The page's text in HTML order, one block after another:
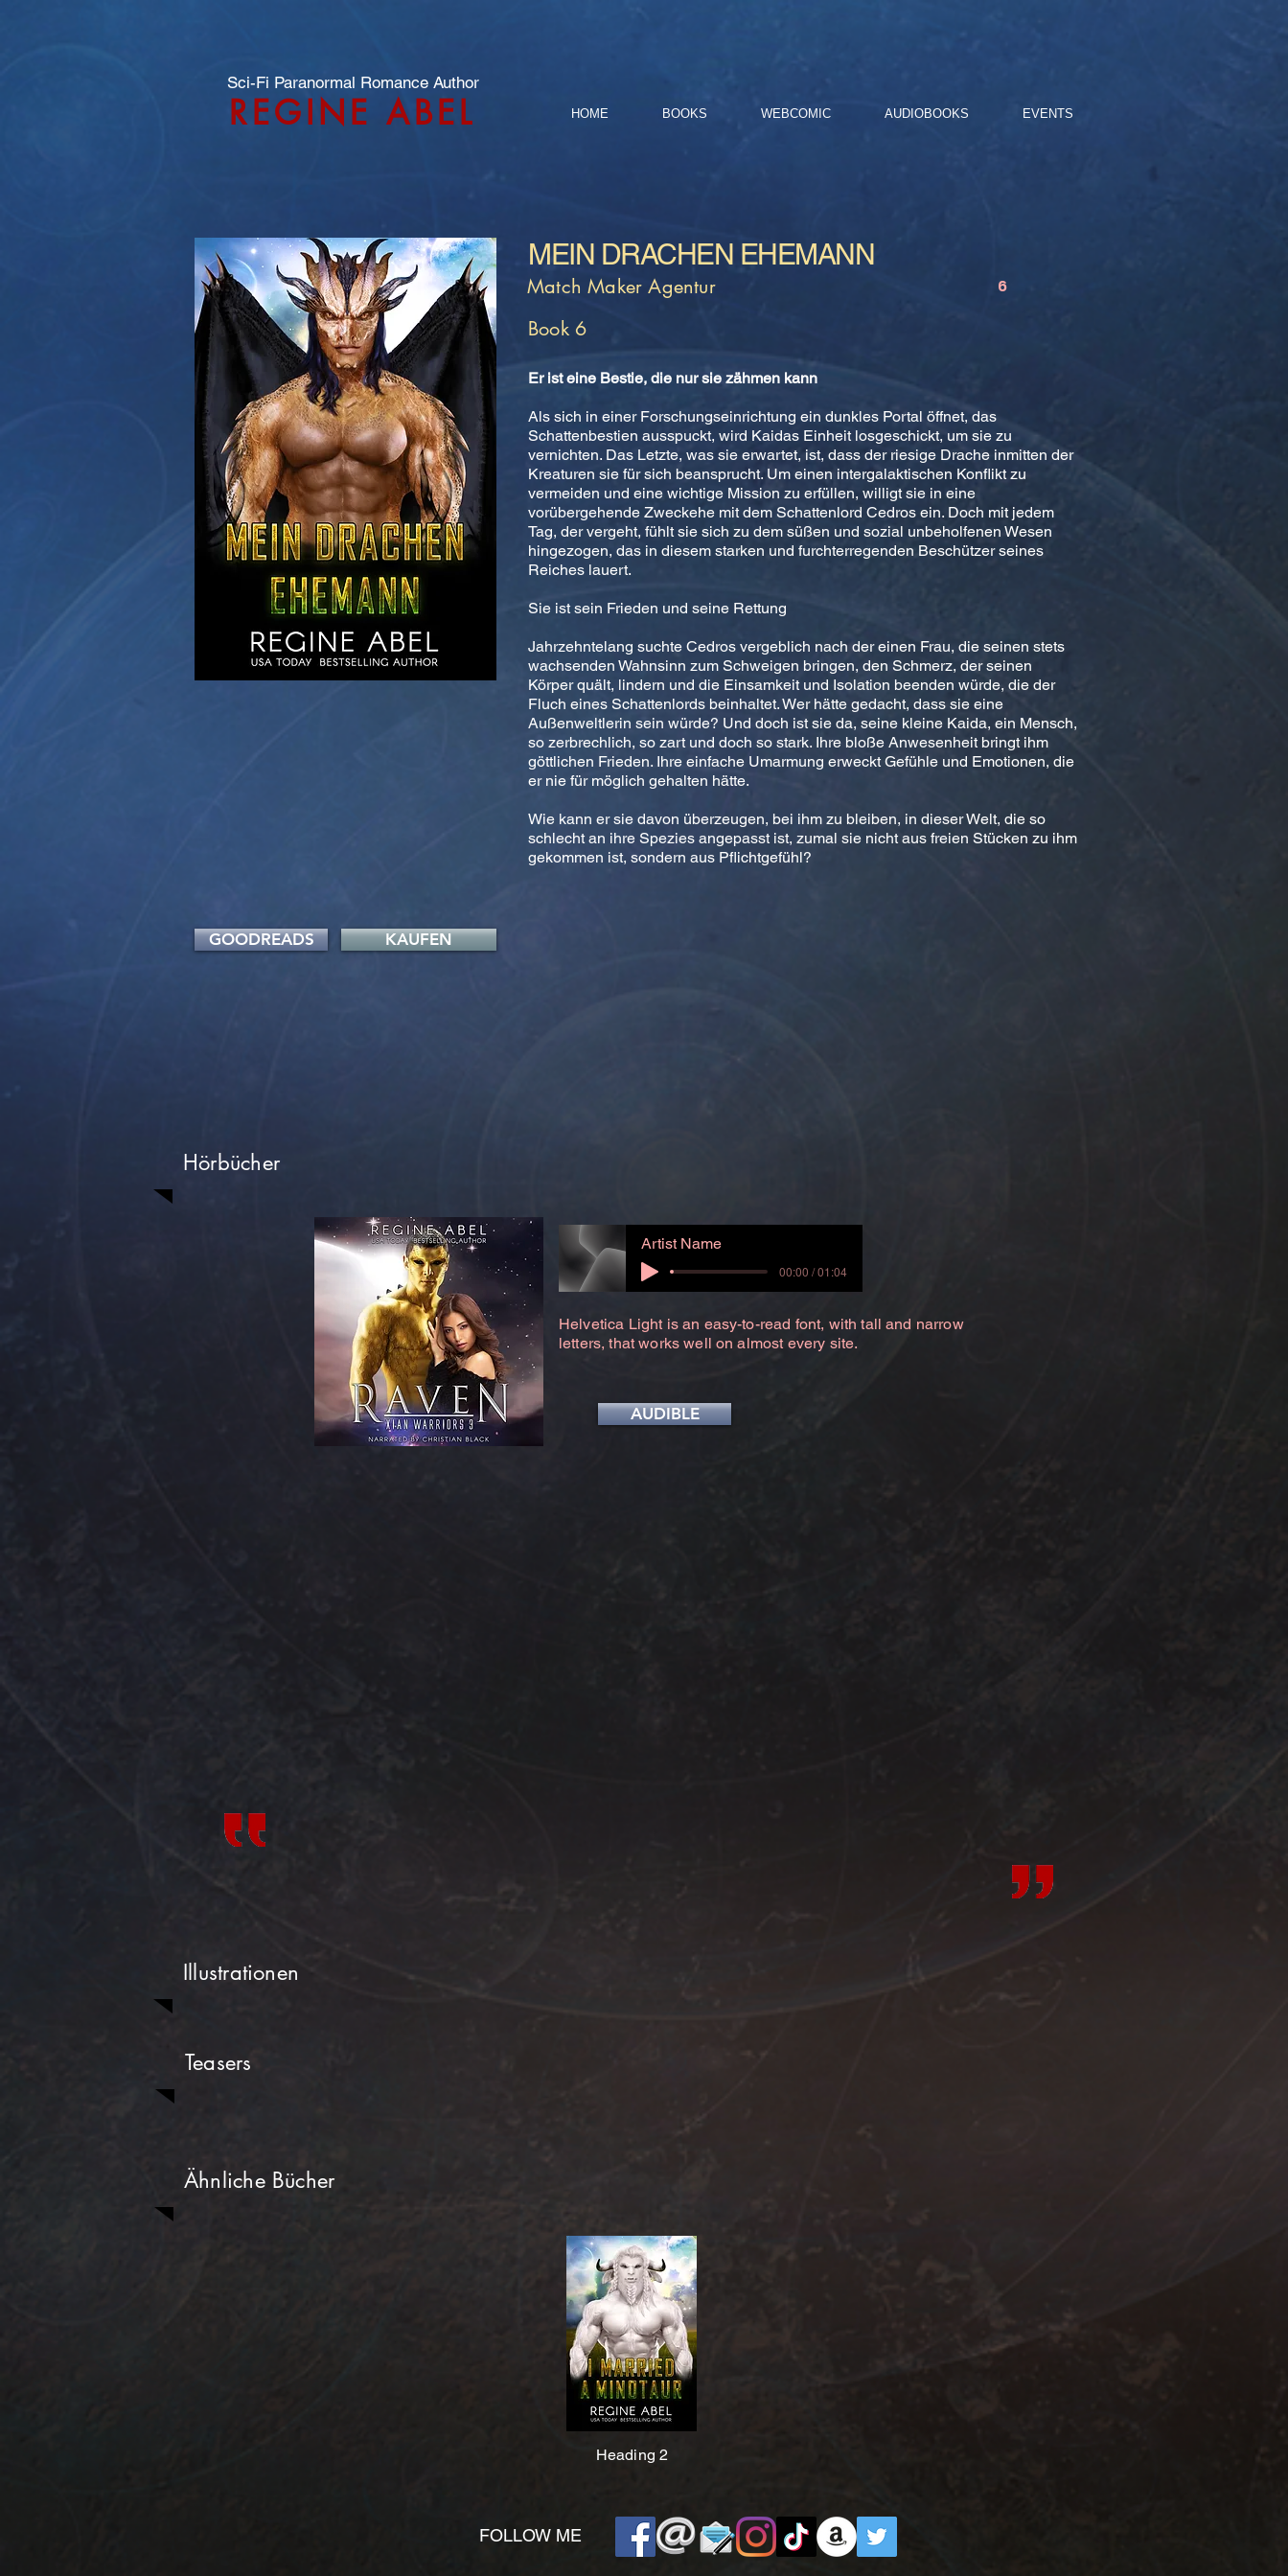
Sci-Fi Paranormal Romance Author
REGINE ABEL HOME BOOKS WEBCOMIC AUDIOBOOKS EVENTS
MEIN DRACHEN EHEMANN
Match Maker Agentur 6
Book 6
Er ist eine Bestie, die nur sie zähmen kann
Als sich in einer Forschungseinrichtung ein dunkles Portal öffnet, das
Schattenbestien ausspuckt, wird Kaidas Einheit losgeschickt, um sie zu
vernichten. Das Letzte, was sie erwartet, ist, dass der riesige Drache inmitten der
Kreaturen sie für sich beansprucht. Um einen intergalaktischen Konflikt zu
vermeiden und eine wichtige Mission zu erfüllen, willigt sie in eine
vorübergehende Zweckehe mit dem Schattenlord Cedros ein. Doch mit jedem
Tag, der vergeht, fühlt sie sich zu dem süßen und sozial unbeholfenen Wesen
hingezogen, das in diesem starken und furchterregenden Beschützer seines
Reiches lauert.
Sie ist sein Frieden und seine Rettung
Jahrzehntelang suchte Cedros vergeblich nach der einen Frau, die seinen stets
wachsenden Wahnsinn zum Schweigen bringen, den Schmerz, der seinen
Körper quält, lindern und die Einsamkeit und Isolation beenden würde, die der
Fluch eines Schattenlords beinhaltet. Wer hätte gedacht, dass sie eine
Außenweltlerin sein würde? Und doch ist sie da, seine kleine Kaida, ein Mensch,
so zerbrechlich, so zart und doch so stark. Ihre bloße Anwesenheit bringt ihm
göttlichen Frieden. Ihre einfache Umarmung erweckt Gefühle und Emotionen, die
er nie für möglich gehalten hätte.
Wie kann er sie davon überzeugen, bei ihm zu bleiben, in dieser Welt, die so
schlecht an ihre Spezies angepasst ist, zumal sie nicht aus freien Stücken zu ihm
gekommen ist, sondern aus Pflichtgefühl?
GOODREADS KAUFEN
Hörbücher
Artist Name
00:00 / 01:04
Helvetica Light is an easy-to-read font, with tall and narrow
letters, that works well on almost every site.
AUDIBLE
Illustrationen
Teasers
Ähnliche Bücher
Heading 2
​FOLLOW ME